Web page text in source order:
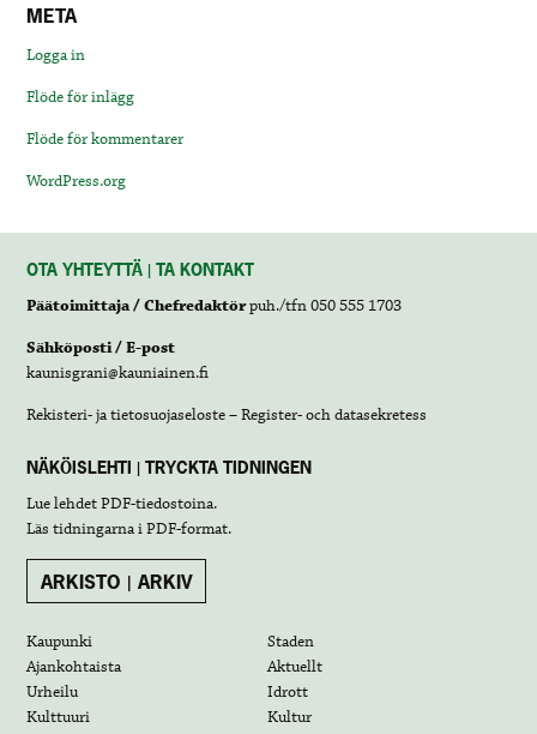
META
Logga in
Flöde för inlägg
Flöde för kommentarer
WordPress.org
OTA YHTEYTTÄ | TA KONTAKT
Päätoimittaja / Chefredaktörpuh./tfn 050 555 1703
Sähköposti / E-post
kaunisgrani@kauniainen.fi
Rekisteri- ja tietosuojaseloste – Register- och datasekretess
NÄKÖISLEHTI | TRYCKTA TIDNINGEN
Lue lehdetPDF-tiedostoina.
Läs tidningarna iPDF-format.
ARKISTO | ARKIV
Kaupunki
Staden
Ajankohtaista
Aktuellt
Urheilu
Idrott
Kulttuuri
Kultur